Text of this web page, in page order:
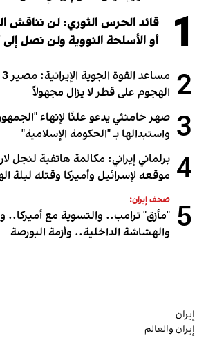
1
قائد الحرس الثوري: لن نناقش
أو الأسلحة النووية ولن نصل إلى
2 الهجوم على قطر لا يزال مجهولاً
3 صهر خامنئي يدعو علنًا لإنهاء
واستبدالها بـ "الحكومة الإسلامية"
4 برلماني إيراني: مكالمة هاتفية لنجل
موقعه لإسرائيل وأميركا وقتله ليلة
5 صحف إيران:
"مأزق" ترامب.. والتسوية مع
والهشاشة الداخلية.. وأزمة البورصة
إيران
إيران والعالم